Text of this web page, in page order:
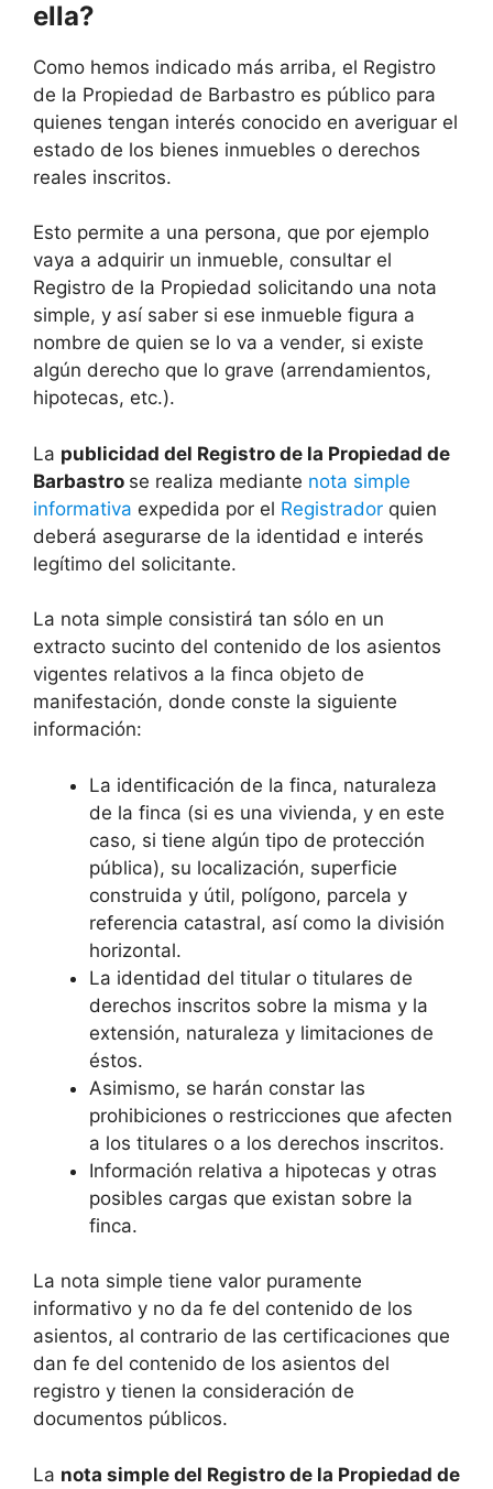
ella?
Como hemos indicado más arriba, el Registro
de la Propiedad de Barbastro es público para
quienes tengan interés conocido en averiguar el
estado de los bienes inmuebles o derechos
reales inscritos.
Esto permite a una persona, que por ejemplo
vaya a adquirir un inmueble, consultar el
Registro de la Propiedad solicitando una nota
simple, y así saber si ese inmueble figura a
nombre de quien se lo va a vender, si existe
algún derecho que lo grave (arrendamientos,
hipotecas, etc.).
La publicidad del Registro de la Propiedad de
Barbastro se realiza mediante nota simple
informativa expedida por el Registrador quien
deberá asegurarse de la identidad e interés
legítimo del solicitante.
La nota simple consistirá tan sólo en un
extracto sucinto del contenido de los asientos
vigentes relativos a la finca objeto de
manifestación, donde conste la siguiente
información:
La identificación de la finca, naturaleza
de la finca (si es una vivienda, y en este
caso, si tiene algún tipo de protección
pública), su localización, superficie
construida y útil, polígono, parcela y
referencia catastral, así como la división
horizontal.
La identidad del titular o titulares de
derechos inscritos sobre la misma y la
extensión, naturaleza y limitaciones de
éstos.
Asimismo, se harán constar las
prohibiciones o restricciones que afecten
a los titulares o a los derechos inscritos.
Información relativa a hipotecas y otras
posibles cargas que existan sobre la
finca.
La nota simple tiene valor puramente
informativo y no da fe del contenido de los
asientos, al contrario de las certificaciones que
dan fe del contenido de los asientos del
registro y tienen la consideración de
documentos públicos.
La nota simple del Registro de la Propiedad de